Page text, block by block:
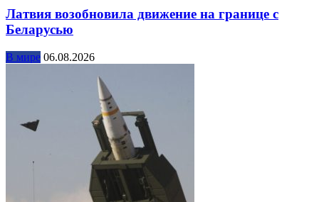
Латвия возобновила движение на границе с
Беларусью
В мире 06.08.2026